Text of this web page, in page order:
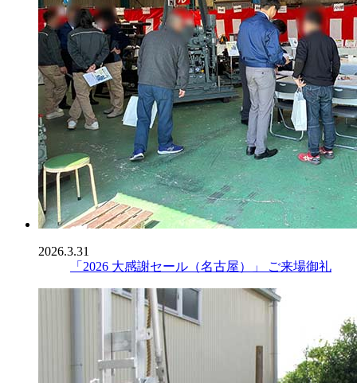
2026.3.31
「2026 大感謝セール（名古屋）」 ご来場御礼